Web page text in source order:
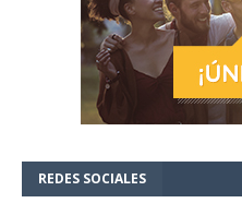
REDES SOCIALES